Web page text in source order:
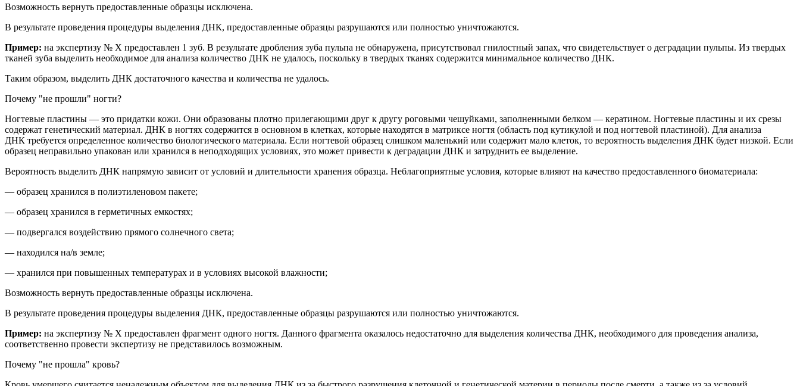
Возможность вернуть предоставленные образцы исключена.
В результате проведения процедуры выделения ДНК, предоставленные образцы разрушаются или полностью уничтожаются.
Пример: на экспертизу № Х предоставлен 1 зуб. В результате дробления зуба пульпа не обнаружена, присутствовал гнилостный запах, что свидетельствует о деградации пульпы. Из твердых
тканей зуба выделить необходимое для анализа количество ДНК не удалось, поскольку в твердых тканях содержится минимальное количество ДНК.
Таким образом, выделить ДНК достаточного качества и количества не удалось.
Почему "не прошли" ногти?
Ногтевые пластины — это придатки кожи. Они образованы плотно прилегающими друг к другу роговыми чешуйками, заполненными белком — кератином. Ногтевые пластины и их срезы
содержат генетический материал. ДНК в ногтях содержится в основном в клетках, которые находятся в матриксе ногтя (область под кутикулой и под ногтевой пластиной). Для анализа
ДНК требуется определенное количество биологического материала. Если ногтевой образец слишком маленький или содержит мало клеток, то вероятность выделения ДНК будет низкой. Если
образец неправильно упакован или хранился в неподходящих условиях, это может привести к деградации ДНК и затруднить ее выделение.
Вероятность выделить ДНК напрямую зависит от условий и длительности хранения образца. Неблагоприятные условия, которые влияют на качество предоставленного биоматериала:
— образец хранился в полиэтиленовом пакете;
— образец хранился в герметичных емкостях;
— подвергался воздействию прямого солнечного света;
— находился на/в земле;
— хранился при повышенных температурах и в условиях высокой влажности;
Возможность вернуть предоставленные образцы исключена.
В результате проведения процедуры выделения ДНК, предоставленные образцы разрушаются или полностью уничтожаются.
Пример: на экспертизу № Х предоставлен фрагмент одного ногтя. Данного фрагмента оказалось недостаточно для выделения количества ДНК, необходимого для проведения анализа,
соответственно провести экспертизу не представилось возможным.
Почему "не прошла" кровь?